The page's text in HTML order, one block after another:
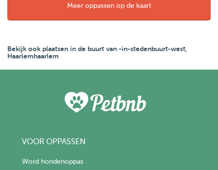
Meer oppassen op de kaart
Bekijk ook plaatsen in de buurt van -in-stedenbuurt-west,
Haarlemhaarlem
VOOR OPPASSEN
Word hondenoppas